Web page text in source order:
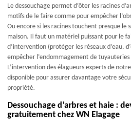
Le dessouchage permet d’ôter les racines
motifs de le faire comme pour empêcher
Ou encore si les racines touchent presque le
maison. Il faut un matériel puissant pour le
d’intervention (protéger les réseaux d’eau,
empêcher l’endommagement de
L’intervention des élagueurs experts de
disponible pour assurer davantage votre
propriété.
Dessouchage d’arbres et haie :
gratuitement chez WN Elagage